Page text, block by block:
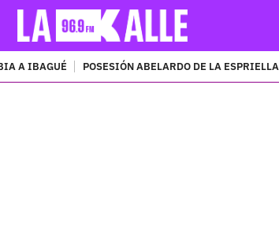
A IBAGUÉ POSESIÓN ABELARDO DE LA ESPRIELLA